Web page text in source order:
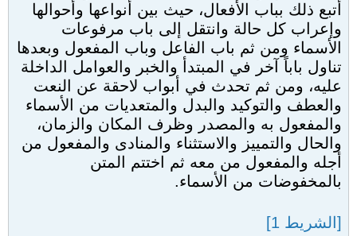
أتبع ذلك بباب الأفعال، حيث بين أنواعها وأحوالها
وإعراب كل حالة وانتقل إلى باب مرفوعات
الأسماء ومن ثم باب الفاعل وباب المفعول وبعدها
تناول باباً آخر في المبتدأ والخبر والعوامل الداخلة
عليه، ومن ثم تحدث في أبواب لاحقة عن النعت
والعطف والتوكيد والبدل والمتعديات من الأسماء
والمفعول به والمصدر وظرف المكان والزمان،
والحال والتمييز والاستثناء والمنادى والمفعول من
أجله والمفعول من معه ثم اختتم المتن
بالمخفوضات من الأسماء.
[الشريط 1]